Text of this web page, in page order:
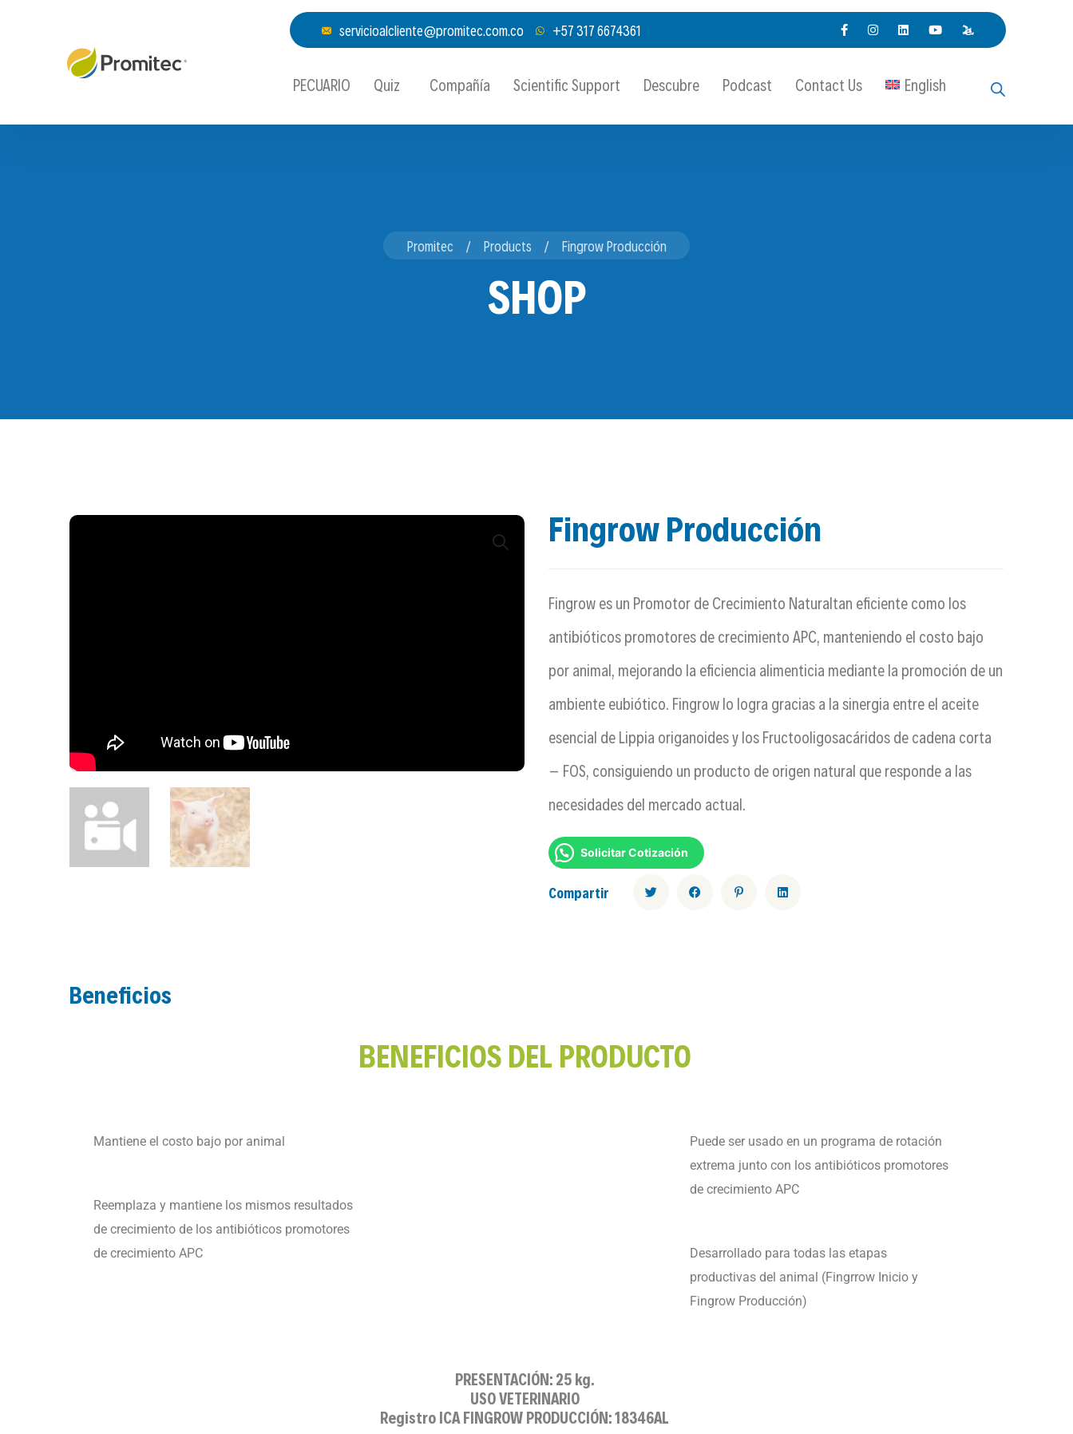
servicioalcliente@promitec.com.co +57 317 6674361
PECUARIO Quiz Compañía Scientific Support Descubre Podcast Contact Us English
Promitec Products Fingrow Producción
SHOP
Fingrow Producción
Fingrow es un Promotor de Crecimiento Naturaltan eficiente como los
antibióticos promotores de crecimiento APC, manteniendo el costo bajo
por animal, mejorando la eficiencia alimenticia mediante la promoción de un
ambiente eubiótico. Fingrow lo logra gracias a la sinergia entre el aceite
esencial de Lippia origanoides y los Fructooligosacáridos de cadena corta
– FOS, consiguiendo un producto de origen natural que responde a las
necesidades del mercado actual.
Solicitar Cotización
Compartir
Beneficios
BENEFICIOS DEL PRODUCTO
Mantiene el costo bajo por animal
Reemplaza y mantiene los mismos resultados
de crecimiento de los antibióticos promotores
de crecimiento APC
Puede ser usado en un programa de rotación
extrema junto con los antibióticos promotores
de crecimiento APC
Desarrollado para todas las etapas
productivas del animal (Fingrrow Inicio y
Fingrow Producción)
PRESENTACIÓN: 25 kg.
USO VETERINARIO
Registro ICA FINGROW PRODUCCIÓN: 18346AL